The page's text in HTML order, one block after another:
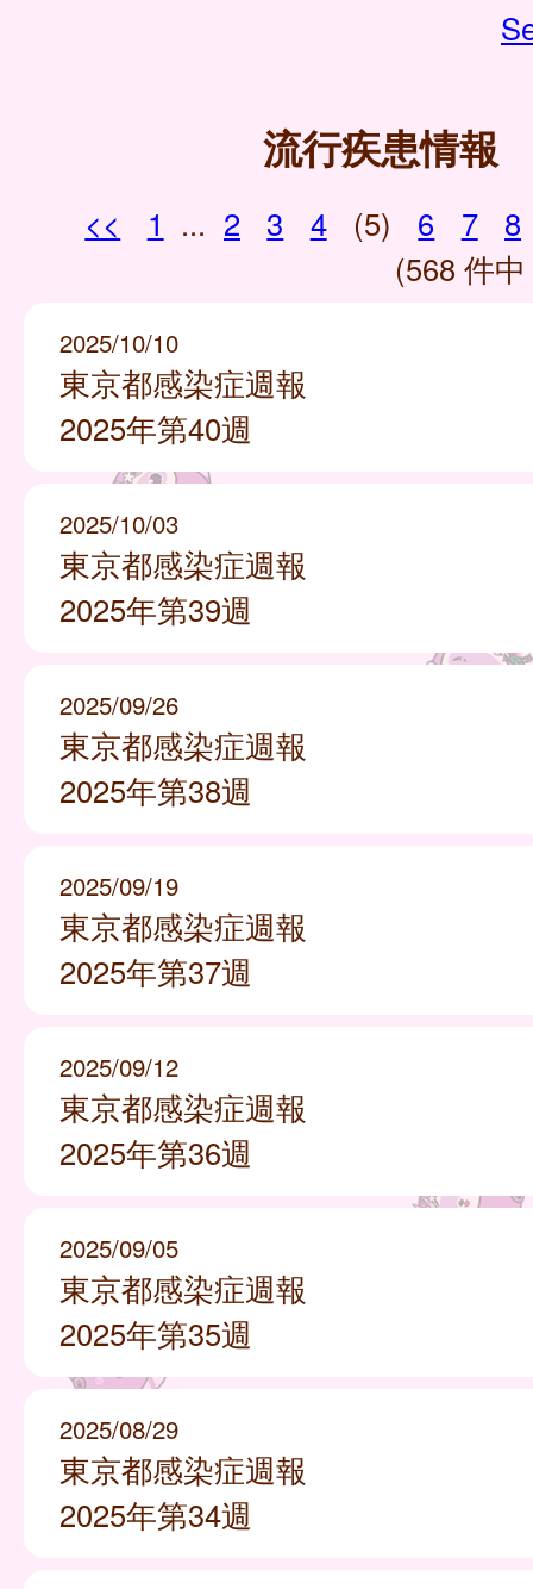
流行疾患情報
<< 1 ... 2 3 4 (5) 6 7
8
(568 件
2025/10/10
東京都感染症週報
2025年第40週
2025/10/03
東京都感染症週報
2025年第39週
2025/09/26
東京都感染症週報
2025年第38週
2025/09/19
東京都感染症週報
2025年第37週
2025/09/12
東京都感染症週報
2025年第36週
2025/09/05
東京都感染症週報
2025年第35週
2025/08/29
東京都感染症週報
2025年第34週